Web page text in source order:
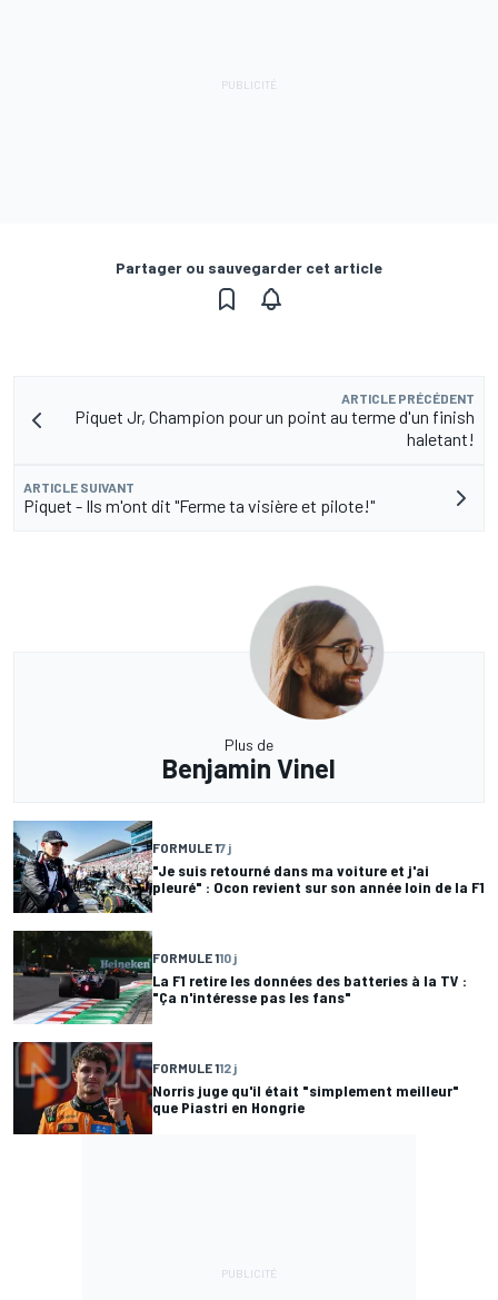
Partager ou sauvegarder cet article
ARTICLE PRÉCÉDENT
Piquet Jr, Champion pour un point au terme d'un finish
haletant!
ARTICLE SUIVANT
Piquet - Ils m'ont dit "Ferme ta visière et pilote!"
Plus de
Benjamin Vinel
FORMULE 17 j
"Je suis retourné dans ma voiture et j'ai
pleuré" : Ocon revient sur son année loin de la F1
FORMULE 110 j
La F1 retire les données des batteries à la TV :
"Ça n'intéresse pas les fans"
FORMULE 112 j
Norris juge qu'il était "simplement meilleur"
que Piastri en Hongrie